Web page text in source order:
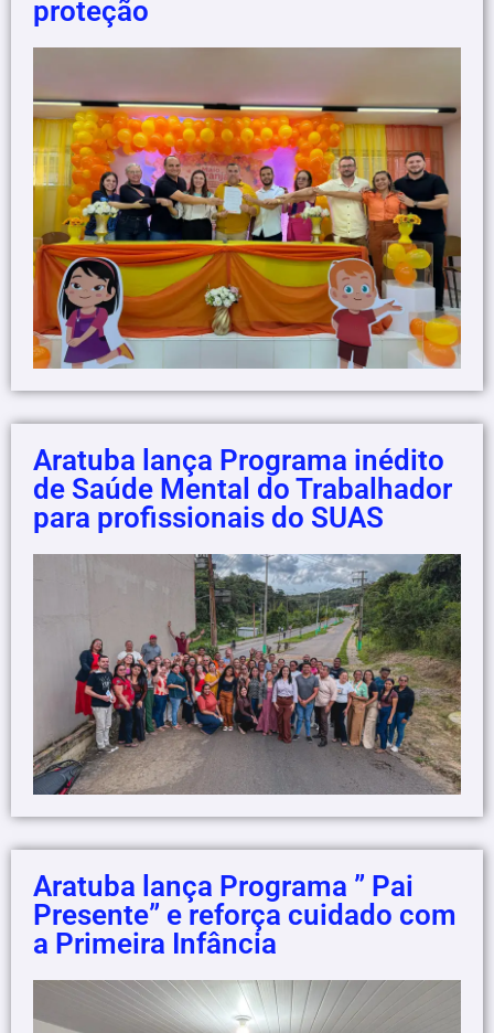
proteção
Aratuba lança Programa inédito
de Saúde Mental do Trabalhador
para profissionais do SUAS
Aratuba lança Programa ” Pai
Presente” e reforça cuidado com
a Primeira Infância